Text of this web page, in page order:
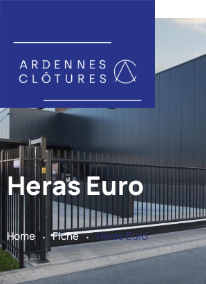
Heras Euro
Home . Fiche . Heras Euro